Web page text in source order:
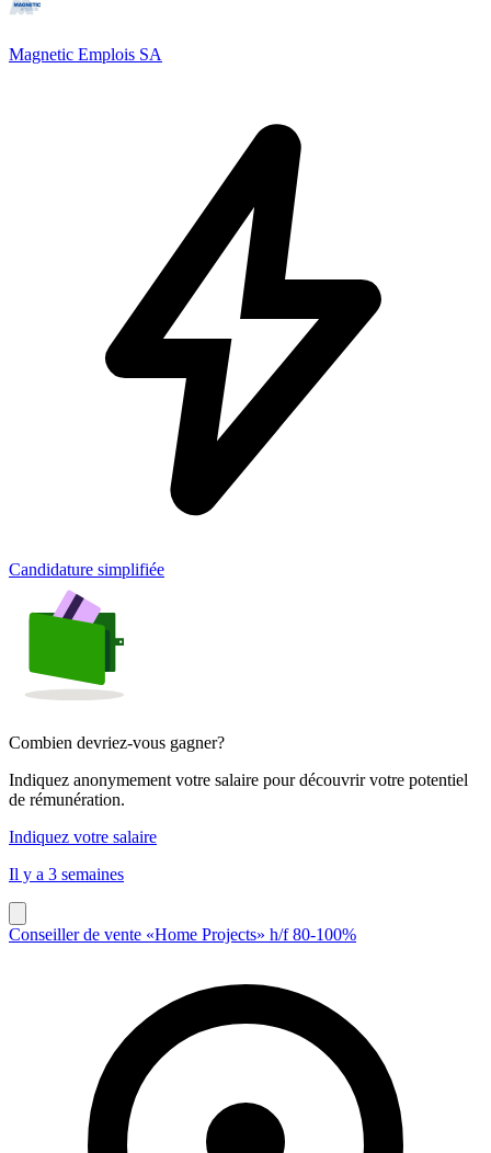
Magnetic Emplois SA
Candidature simplifiée
Combien devriez-vous gagner?
Indiquez anonymement votre salaire pour découvrir votre potentiel
de rémunération.
Indiquez votre salaire
Il y a 3 semaines
Conseiller de vente «Home Projects» h/f 80-100%